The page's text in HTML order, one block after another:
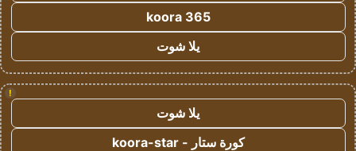
koora 365
يلا شوت
!
يلا شوت
كورة ستار - koora-star